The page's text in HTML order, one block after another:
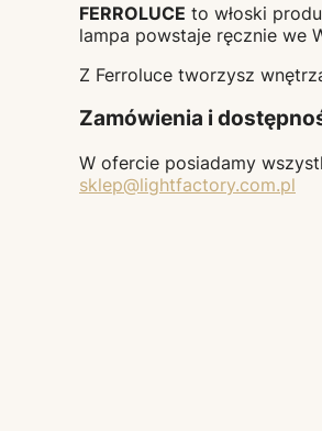
FERROLUCE to włoski
lampa powstaje ręcznie we
Z Ferroluce tworzysz
Zamówienia i
W ofercie posiadamy
sklep@lightfactory.com.pl